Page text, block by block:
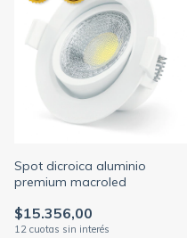
Spot dicroica aluminio
premium macroled
$15.356,00